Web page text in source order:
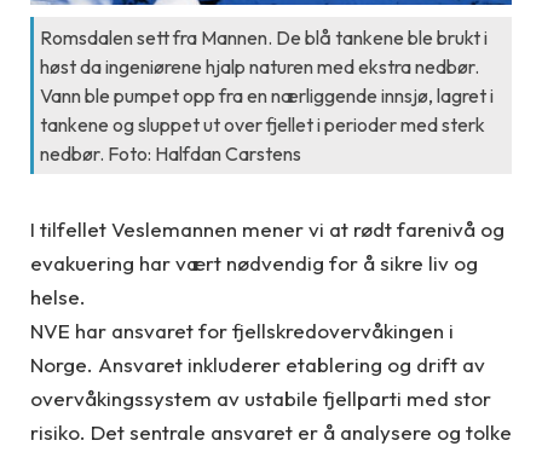
Romsdalen sett fra Mannen. De blå tankene ble brukt i
høst da ingeniørene hjalp naturen med ekstra nedbør.
Vann ble pumpet opp fra en nærliggende innsjø, lagret i
tankene og sluppet ut over fjellet i perioder med sterk
nedbør. Foto: Halfdan Carstens
I tilfellet Veslemannen mener vi at rødt farenivå og
evakuering har vært nødvendig for å sikre liv og
helse.
NVE har ansvaret for fjellskredovervåkingen i
Norge. Ansvaret inkluderer etablering og drift av
overvåkingssystem av ustabile fjellparti med stor
risiko. Det sentrale ansvaret er å analysere og tolke